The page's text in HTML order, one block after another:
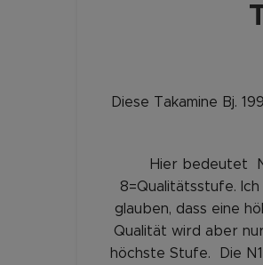
Diese Takamine Bj.
Hier bedeutet
8=Qualitätsstufe.
glauben, dass eine
Qualität wird aber
höchste Stufe. Die